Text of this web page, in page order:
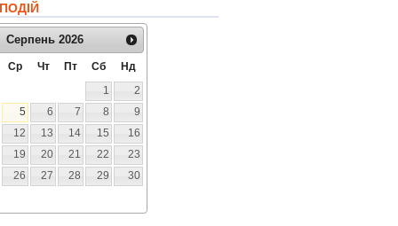
Серпень 2026
Ср Чт Пт Сб
Нд
1
2
5 6 7 8
9
12 13 14 15
16
19 20 21 22
23
26 27 28 29
30